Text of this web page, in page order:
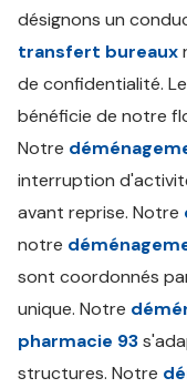
désignons un
transfert bureaux
de confidentialité. Le
bénéficie de notre
Notre
interruption
avant reprise. Notre
notre
sont coordonnés
unique. Notre
pharmacie 93
structures. Notre